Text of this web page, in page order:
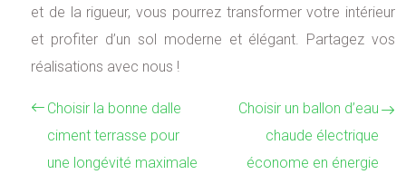
et de la rigueur, vous pourrez transformer votre intérieur
et profiter d’un sol moderne et élégant. Partagez vos
réalisations avec nous !
Choisir la bonne dalle
ciment terrasse pour
une longévité maximale
Choisir un ballon d’eau
chaude électrique
économe en énergie